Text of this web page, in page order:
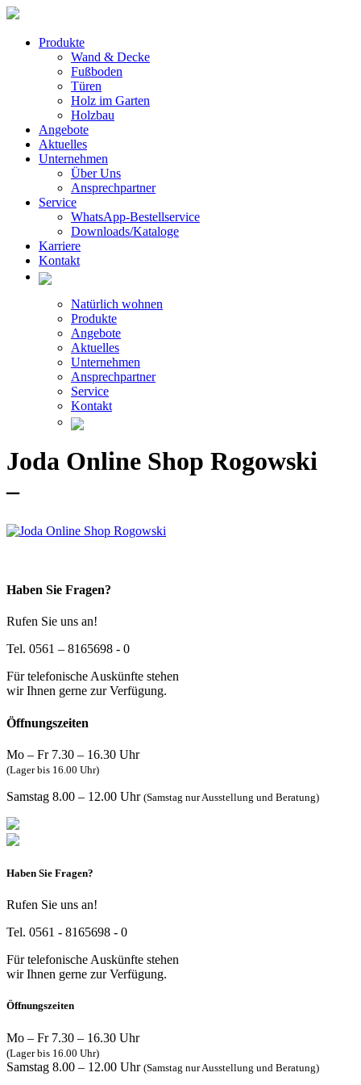
Produkte
Wand & Decke
Fußboden
Türen
Holz im Garten
Holzbau
Angebote
Aktuelles
Unternehmen
Über Uns
Ansprechpartner
Service
WhatsApp-Bestellservice
Downloads/Kataloge
Karriere
Kontakt
Natürlich wohnen
Produkte
Angebote
Aktuelles
Unternehmen
Ansprechpartner
Service
Kontakt
Joda Online Shop Rogowski
–
Haben Sie Fragen?
Rufen Sie uns an!
Tel. 0561 – 8165698 - 0
Für telefonische Auskünfte stehen
wir Ihnen gerne zur Verfügung.
Öffnungszeiten
Mo – Fr 7.30 – 16.30 Uhr
(Lager bis 16.00 Uhr)
Samstag 8.00 – 12.00 Uhr (Samstag nur Ausstellung und Beratung)
Haben Sie Fragen?
Rufen Sie uns an!
Tel. 0561 - 8165698 - 0
Für telefonische Auskünfte stehen
wir Ihnen gerne zur Verfügung.
Öffnungszeiten
Mo – Fr 7.30 – 16.30 Uhr
(Lager bis 16.00 Uhr)
Samstag 8.00 – 12.00 Uhr (Samstag nur Ausstellung und Beratung)